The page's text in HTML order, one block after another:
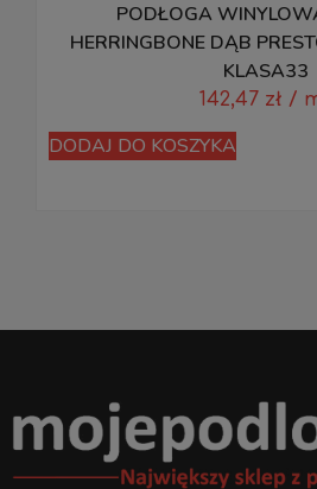
PODŁOGA
HERRINGBONE DĄB
KLASA33
142,47 zł /
DODAJ DO KOSZYKA